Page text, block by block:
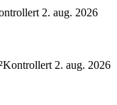
2. aug. 2026
Kontrollert2. aug. 2026